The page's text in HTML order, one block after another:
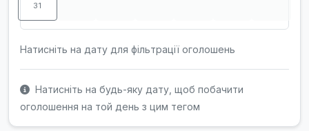
31
Натисніть на дату для фільтрації оголошень
Натисніть на будь-яку дату, щоб побачити
оголошення на той день з цим тегом